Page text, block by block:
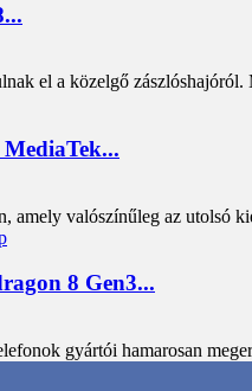
el a közelgő
valószínűleg az utolsó
8 Gen3...
gyártói hamarosan